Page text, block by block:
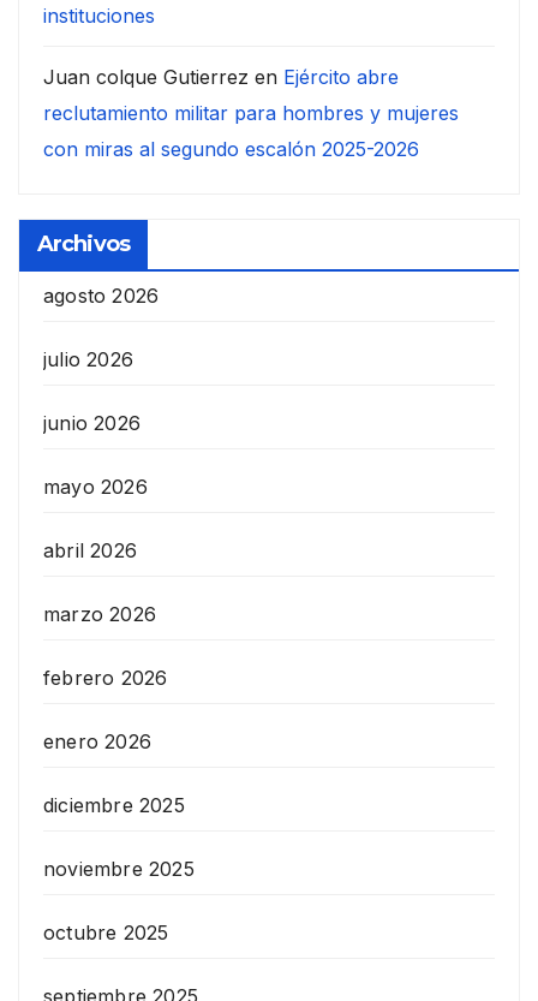
instituciones
Juan colque Gutierrez en Ejército abre
reclutamiento militar para hombres y mujeres
con miras al segundo escalón 2025-2026
Archivos
agosto 2026
julio 2026
junio 2026
mayo 2026
abril 2026
marzo 2026
febrero 2026
enero 2026
diciembre 2025
noviembre 2025
octubre 2025